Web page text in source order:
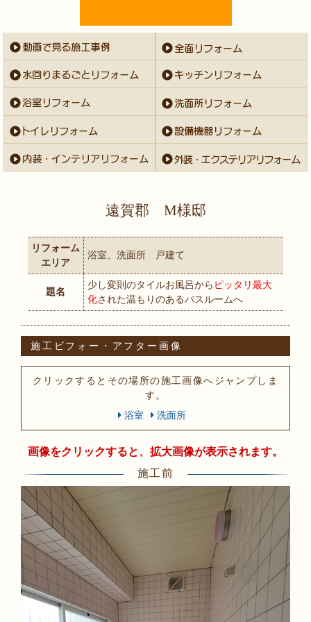
遠賀郡 M様邸
リフォーム
エリア
浴室、洗面所 戸建て
題名
少し変則のタイルお風呂から ピッタリ最大
化された温もりのあるバスルームへ
施工ビフォー・アフター画像
クリックするとその場所の施工画像へジャンプしま
す。
浴室 洗面所
画像をクリックすると、拡大画像が表示されます。
施工前